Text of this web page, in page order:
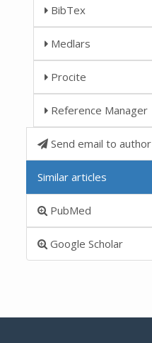
BibTex
Medlars
Procite
Reference Manager
Send email to author
Similar articles
PubMed
Google Scholar